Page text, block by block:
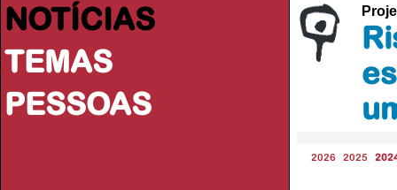
NOTÍCIAS
TEMAS
PESSOAS
2026 2025